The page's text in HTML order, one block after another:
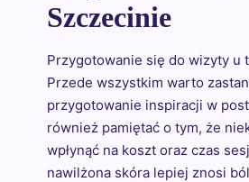
Szczecinie
Przygotowanie się do wizyty u
Przede wszystkim warto
przygotowanie inspiracji w
również pamiętać o tym, że
wpłynąć na koszt oraz czas
nawilżona skóra lepiej znosi